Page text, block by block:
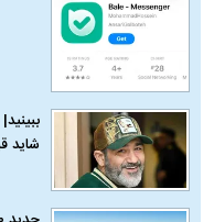
شاید